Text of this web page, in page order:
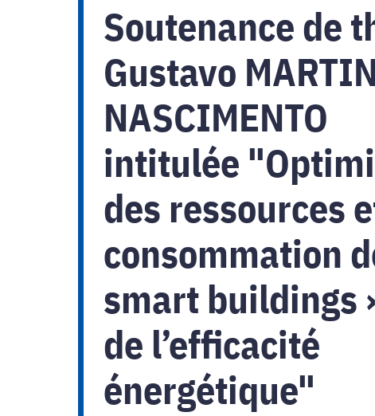
Soutenance de
Gustavo
NASCIMENTO
intitulée
des ressources
consommation
smart buildings
de l’efficacité
énergétique"